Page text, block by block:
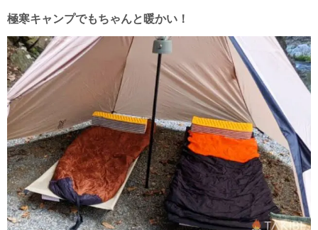
極寒キャンプでもちゃんと暖かい！